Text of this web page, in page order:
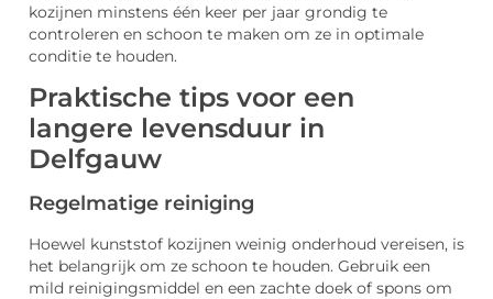
kozijnen minstens één keer per jaar grondig te
controleren en schoon te maken om ze in optimale
conditie te houden.
Praktische tips voor een
langere levensduur in
Delfgauw
Regelmatige reiniging
Hoewel kunststof kozijnen weinig onderhoud vereisen, is
het belangrijk om ze schoon te houden. Gebruik een
mild reinigingsmiddel en een zachte doek of spons om